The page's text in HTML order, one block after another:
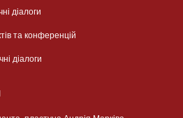
діалоги
та конференцій
діалоги